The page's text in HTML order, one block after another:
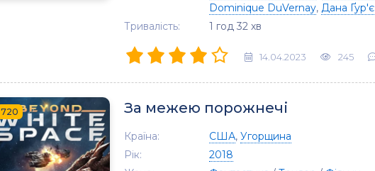
Dominique DuVernay, Дана Ґур'є
Тривалість:
1 год 32 хв
14.04.2023 245
720 За межею порожнечі
Країна: США, Угорщина
Рік:
2018